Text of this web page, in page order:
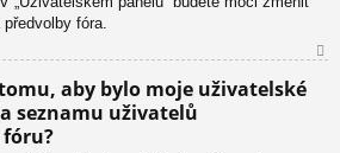
fóra.
aby bylo moje uživatelské
seznamu uživatelů
fóru?